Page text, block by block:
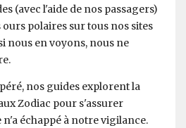
(avec l'aide de nos passagers)
polaires sur tous nos sites
nous en voyons, nous ne
nos guides explorent la
Zodiac pour s'assurer
échappé à notre vigilance.